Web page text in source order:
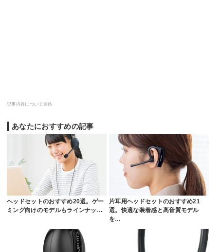
記事内容について連絡
あなたにおすすめの記事
ヘッドセットのおすすめ20選。ゲー
ミング向けのモデルもラインナッ…
片耳用ヘッドセットのおすすめ21
選。快適な装着感と高音質モデル
を…